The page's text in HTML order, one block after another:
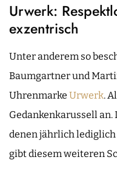
Urwerk:
exzentrisch
Unter anderem so
Baumgartner und
Uhrenmarke Urwerk.
Gedankenkarussell an.
denen jährlich lediglich
gibt diesem weiteren